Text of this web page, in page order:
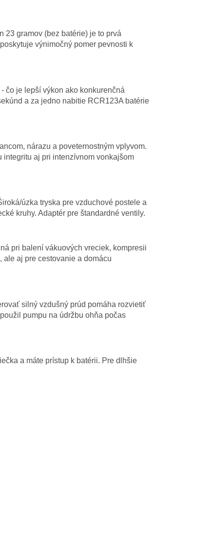
gramov (bez batérie) je to prvá
výnimočný pomer pevnosti k
čo je lepší výkon ako konkurenčná
a za jedno nabitie RCR123A batérie
nárazu a poveternostným vplyvom.
integritu aj pri intenzívnom vonkajšom
úzka tryska pre vzduchové postele a
kruhy. Adaptér pre štandardné ventily.
pri balení vákuových vreciek, kompresii
aj pre cestovanie a domácu
silný vzdušný prúd pomáha rozvietiť
pumpu na údržbu ohňa počas
a máte prístup k batérii. Pre dlhšie